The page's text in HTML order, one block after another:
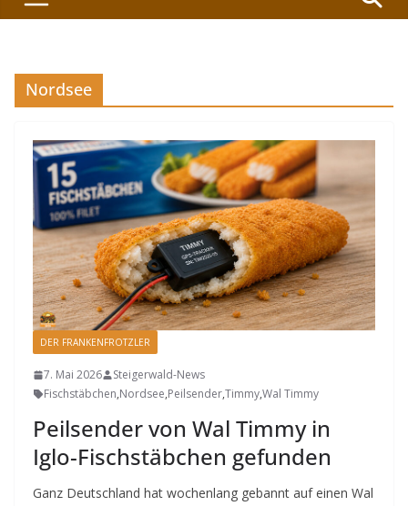
Nordsee
DER FRANKENFROTZLER
7. Mai 2026
Steigerwald-News
Fischstäbchen,Nordsee,Peilsender,Timmy,Wal Timmy
Peilsender von Wal Timmy in
Iglo-Fischstäbchen gefunden
Ganz Deutschland hat wochenlang gebannt auf einen Wal